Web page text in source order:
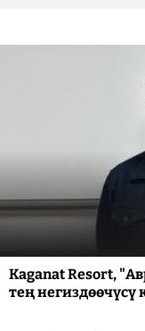
Kaganat Resort,
тең